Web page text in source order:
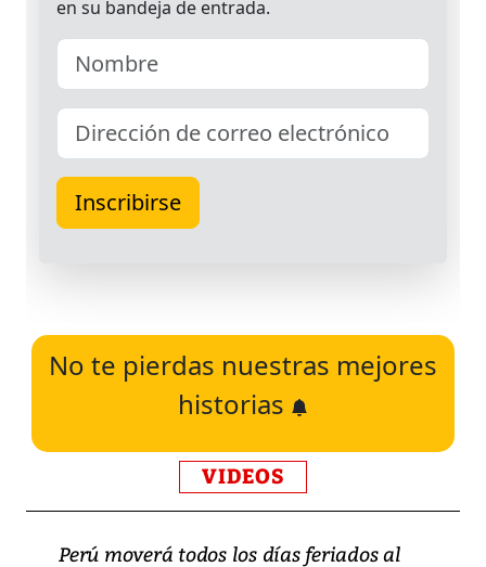
No te pierdas nuestras mejores
historias
VIDEOS
Perú moverá todos los días feriados al